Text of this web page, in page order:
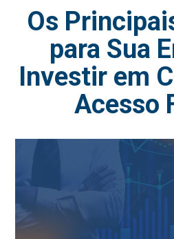
Os
para Sua
Investir em
Acesso